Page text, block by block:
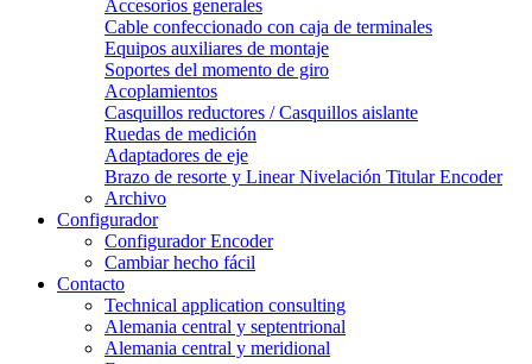
Accesorios generales
Cable confeccionado con caja de terminales
Equipos auxiliares de montaje
Soportes del momento de giro
Acoplamientos
Casquillos reductores / Casquillos aislante
Ruedas de medición
Adaptadores de eje
Brazo de resorte y Linear Nivelación Titular Encoder
Archivo
Configurador
Configurador Encoder
Cambiar hecho fácil
Contacto
Technical application consulting
Alemania central y septentrional
Alemania central y meridional